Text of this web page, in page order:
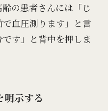
の患者さんには「じ
血圧測ります」と言
す」と背中を押しま
示する